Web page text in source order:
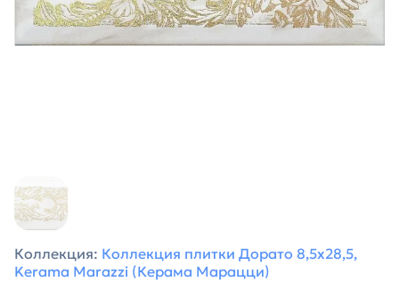
Коллекция: Коллекция плитки Дорато 8,5х28,5,
Kerama Marazzi (Керама Марацци)